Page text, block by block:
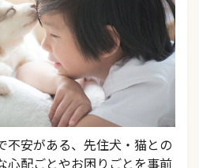
不安がある、先住犬・猫との
心配ごとやお困りごとを事前